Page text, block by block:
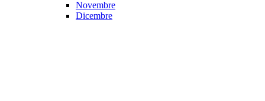
Novembre
Dicembre